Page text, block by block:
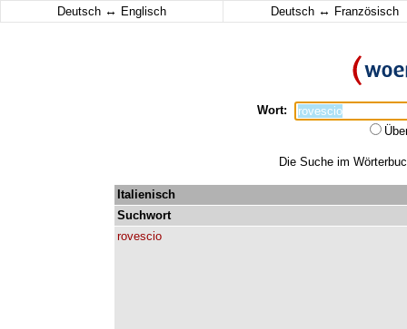
Deutsch ↔ Englisch Deutsch ↔ Französisch
Wort:
Die Suche im
Italienisch
Suchwort
rovescio